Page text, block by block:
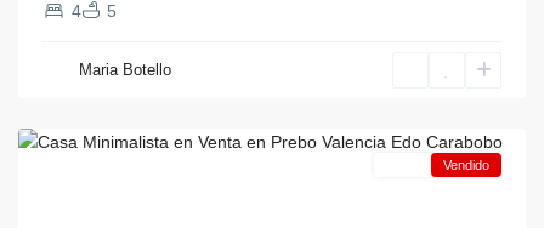
4 5
Maria Botello
Prebo,
Vendido